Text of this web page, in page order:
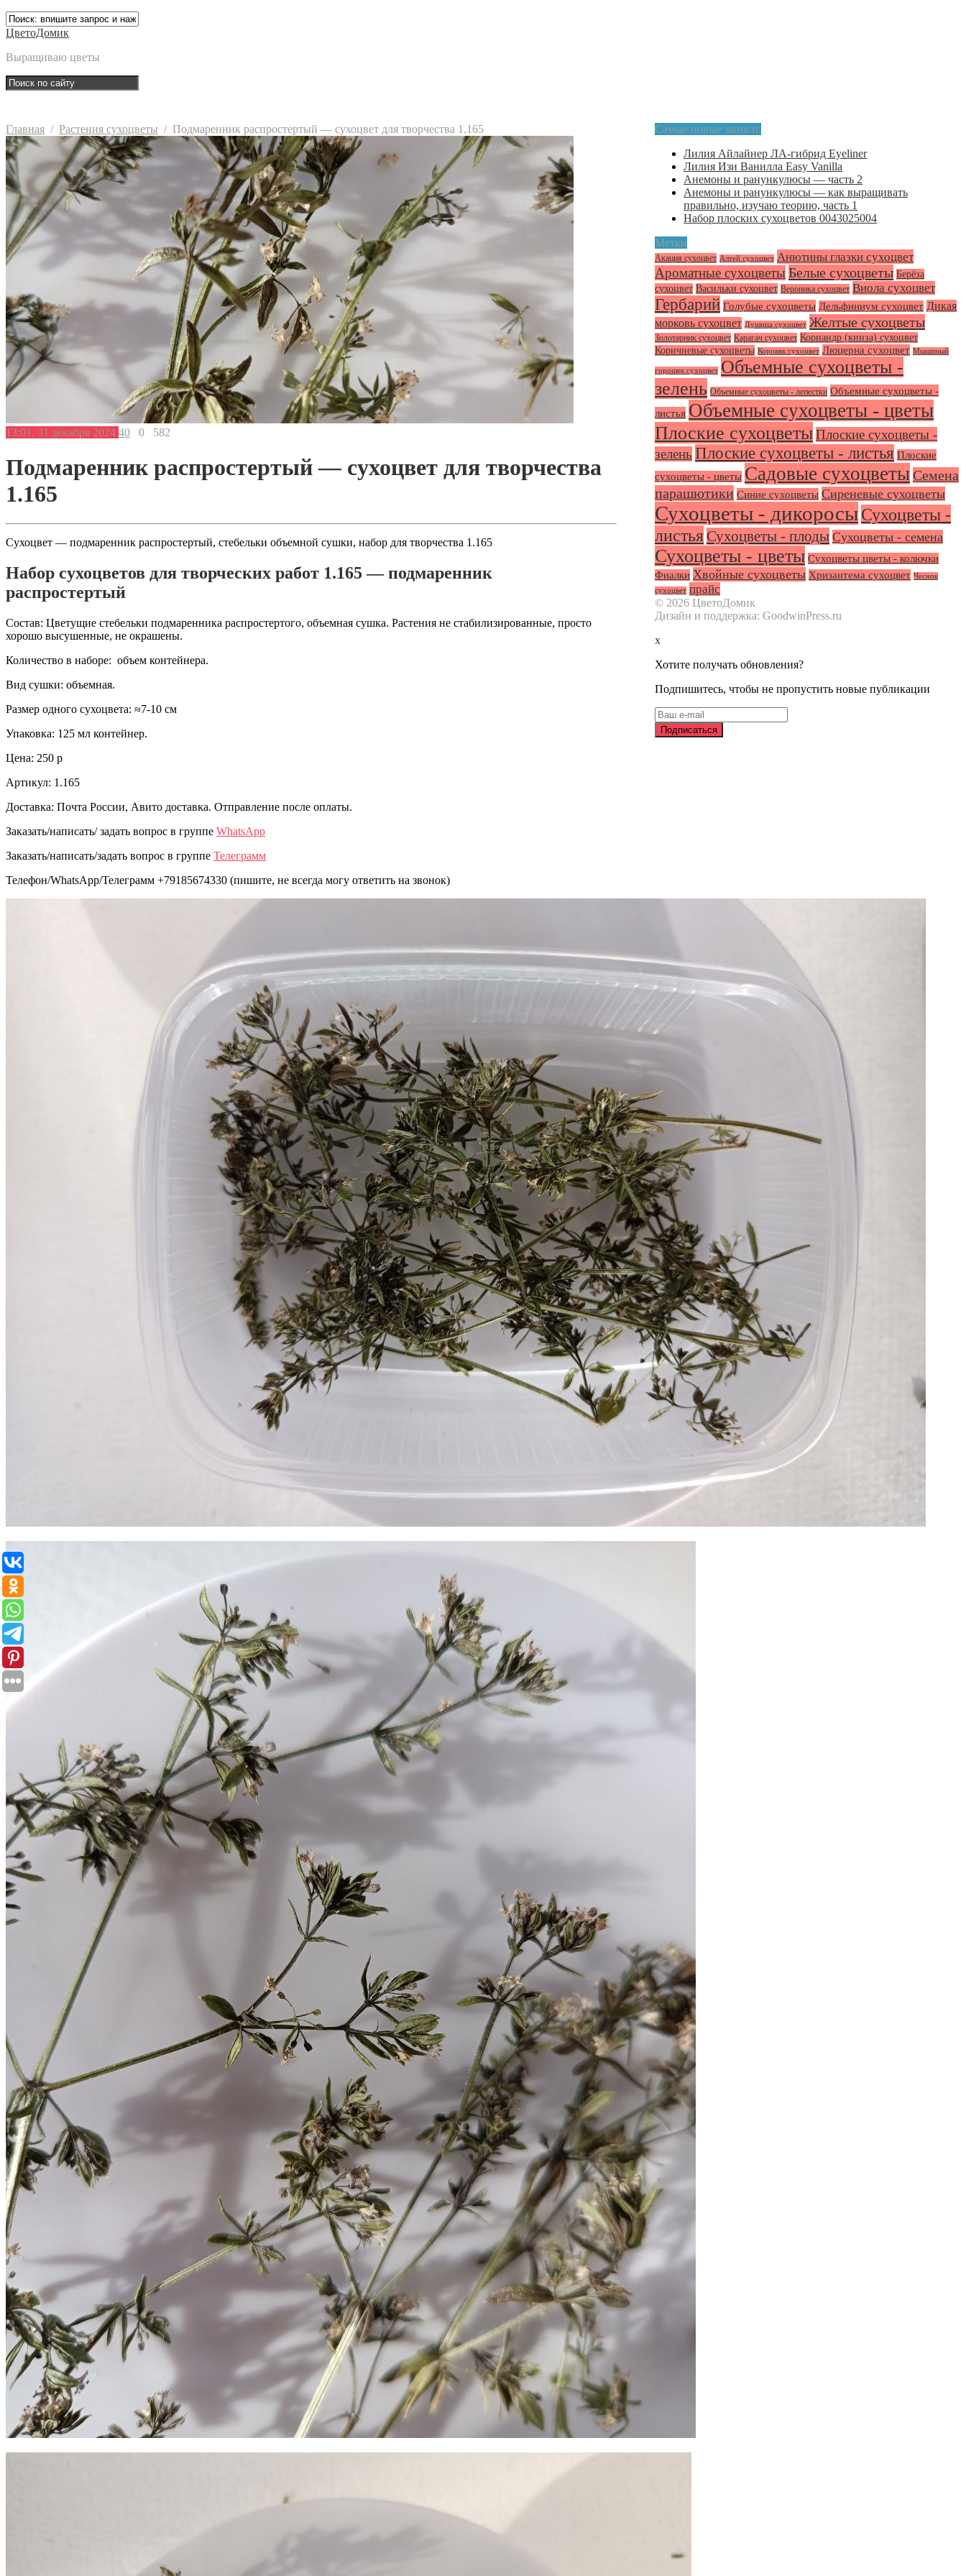
ЦветоДомик
Выращиваю цветы
Главная / Растения сухоцветы / Подмаренник распростертый — сухоцвет для творчества 1.165
13:01, 31 декабря 2024 40 0 582
Подмаренник распростертый — сухоцвет для творчества
1.165
Сухоцвет — подмаренник распростертый, стебельки объемной сушки, набор для творчества 1.165
Набор сухоцветов для творческих работ 1.165 — подмаренник
распростертый
Состав: Цветущие стебельки подмаренника распростертого, объемная сушка. Растения не стабилизированные, просто
хорошо высушенные, не окрашены.
Количество в наборе: объем контейнера.
Вид сушки: объемная.
Размер одного сухоцвета: ≈7-10 см
Упаковка: 125 мл контейнер.
Цена: 250 р
Артикул: 1.165
Доставка: Почта России, Авито доставка. Отправление после оплаты.
Заказать/написать/ задать вопрос в группе WhatsApp
Заказать/написать/задать вопрос в группе Телеграмм
Телефон/WhatsApp/Телеграмм +79185674330 (пишите, не всегда могу ответить на звонок)
Самые новые записи:
Лилия Айлайнер ЛА-гибрид Eyeliner
Лилия Изи Ванилла Easy Vanilla
Анемоны и ранункулюсы — часть 2
Анемоны и ранункулюсы — как выращивать
правильно, изучаю теорию, часть 1
Набор плоских сухоцветов 0043025004
Метки
Акация сухоцвет Алтей сухоцвет Анютины глазки сухоцвет
Ароматные сухоцветыБелые сухоцветы Берёза
сухоцвет Васильки сухоцвет Вероника сухоцвет Виола сухоцвет
Гербарий Голубые сухоцветы Дельфиниум сухоцвет Дикая
морковь сухоцвет Душица сухоцвет Желтые сухоцветы
Золотарник сухоцвет Карагач сухоцвет Кориандр (кинза) сухоцвет
Коричневые сухоцветы Коровяк сухоцвет Люцерна сухоцвет Мышиный
горошек сухоцвет Объемные сухоцветы -
зелень Объемные сухоцветы - лепестки Объемные сухоцветы -
листья Объемные сухоцветы - цветы
Плоские сухоцветыПлоские сухоцветы -
зелень Плоские сухоцветы - листья Плоские
сухоцветы - цветы Садовые сухоцветыСемена
парашютики Синие сухоцветы Сиреневые сухоцветы
Сухоцветы - дикоросыСухоцветы -
листья Сухоцветы - плоды Сухоцветы - семена
Сухоцветы - цветы Сухоцветы цветы - колючки
Фиалки Хвойные сухоцветы Хризантема сухоцвет Чеснок
сухоцвет прайс
© 2026 ЦветоДомик
Дизайн и поддержка: GoodwinPress.ru
x
Хотите получать обновления?
Подпишитесь, чтобы не пропустить новые публикации